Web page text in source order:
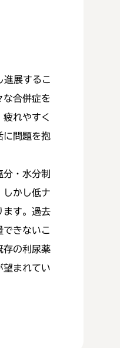
展するこ
な合併症を
れやすく
に問題を抱
・水分制
しかし低ナ
ます。過去
きないこ
存の利尿薬
望まれてい